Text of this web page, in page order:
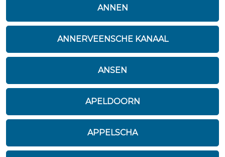
ANNEN
ANNERVEENSCHE KANAAL
ANSEN
APELDOORN
APPELSCHA